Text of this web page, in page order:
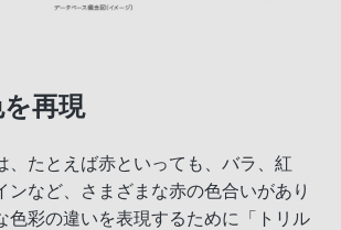
再現
、たとえば赤といっても、バラ、紅
ンなど、さまざまな赤の色合いがあり
色彩の違いを表現するために「トリル